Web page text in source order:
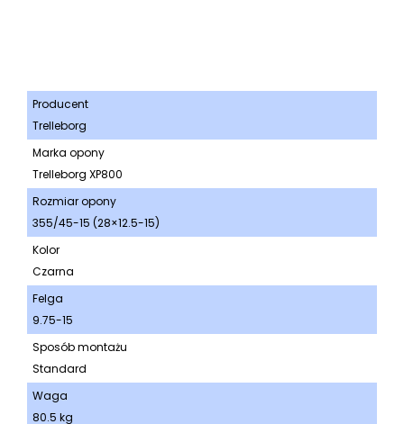
Producent
Trelleborg
Marka opony
Trelleborg XP800
Rozmiar opony
355/45-15 (28×12.5-15)
Kolor
Czarna
Felga
9.75-15
Sposób montażu
Standard
Waga
80.5 kg